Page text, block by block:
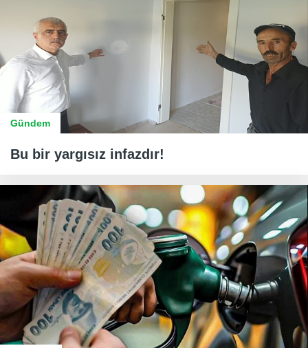
Gündem
Bu bir yargısız infazdır!